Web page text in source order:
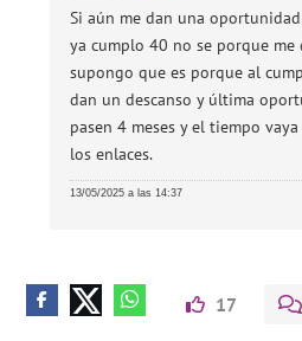
Si aún me dan una
ya cumplo 40 no se porque
supongo que es porque al
dan un descanso y última
pasen 4 meses y el tiempo
los enlaces.
13/05/2025 a las 14:37
17